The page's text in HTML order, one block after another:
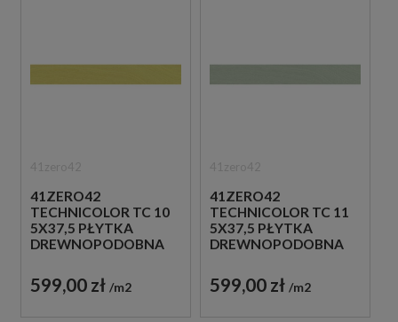
41ZERO42
TECHNICOLOR TC 10
5X37,5 PŁYTKA
DREWNOPODOBNA
599,00 zł m2
41ZERO42
TECHNICOLOR TC 11
5X37,5 PŁYTKA
DREWNOPODOBNA
599,00 zł m2